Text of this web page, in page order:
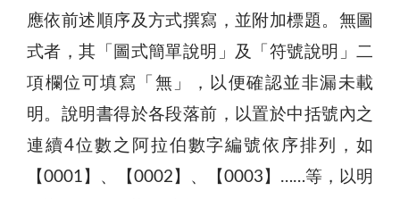
應依前述順序及方式撰寫，並附加標題。無圖
式者，其「圖式簡單說明」及「符號說明」二
項欄位可填寫「無」，以便確認並非漏未載
明。說明書得於各段落前，以置於中括號內之
連續4位數之阿拉伯數字編號依序排列，如
【0001】、【0002】、【0003】……等，以明